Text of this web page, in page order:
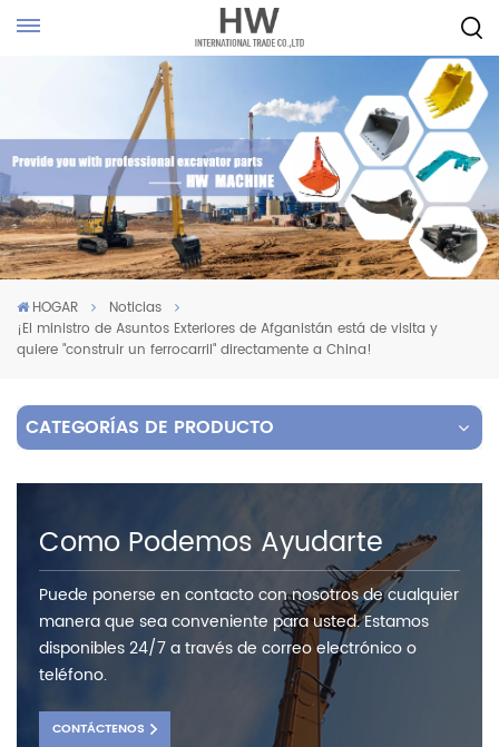
HOGAR
Noticias
¡El ministro de Asuntos Exteriores de Afganistán está de visita y
quiere "construir un ferrocarril" directamente a China!
CATEGORÍAS DE PRODUCTO
Como Podemos Ayudarte
Puede ponerse en contacto con nosotros de cualquier
manera que sea conveniente para usted. Estamos
disponibles 24/7 a través de correo electrónico o
teléfono.
CONTÁCTENOS